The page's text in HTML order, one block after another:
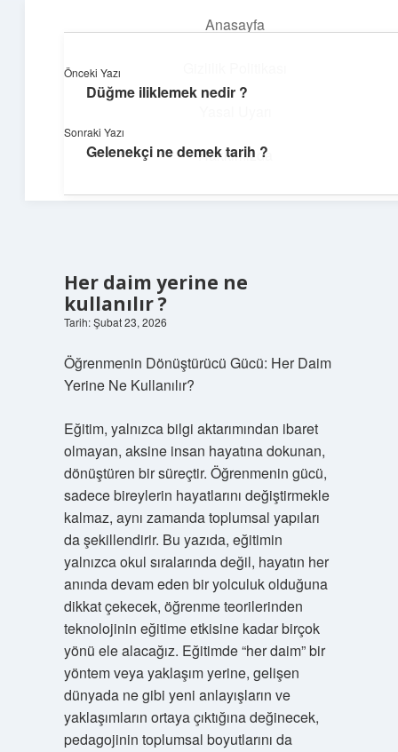
Anasayfa
Hakkımızda
Güneşli Fikir Esintisi
Enerji dolu önerilerle gününü aydınlat!
Her daim yerine ne
kullanılır ?
Tarih: Şubat 23, 2026
Öğrenmenin Dönüştürücü Gücü: Her Daim
Yerine Ne Kullanılır?
Eğitim, yalnızca bilgi aktarımından ibaret
olmayan, aksine insan hayatına dokunan,
dönüştüren bir süreçtir. Öğrenmenin gücü,
sadece bireylerin hayatlarını değiştirmekle
kalmaz, aynı zamanda toplumsal yapıları
da şekillendirir. Bu yazıda, eğitimin
yalnızca okul sıralarında değil, hayatın her
anında devam eden bir yolculuk olduğuna
dikkat çekecek, öğrenme teorilerinden
teknolojinin eğitime etkisine kadar birçok
yönü ele alacağız. Eğitimde “her daim” bir
yöntem veya yaklaşım yerine, gelişen
dünyada ne gibi yeni anlayışların ve
yaklaşımların ortaya çıktığına değinecek,
pedagojinin toplumsal boyutlarını da
Önceki Yazı
Düğme iliklemek nedir ?
Sonraki Yazı
Gelenekçi ne demek tarih ?